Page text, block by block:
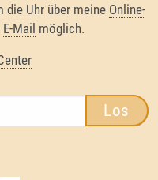
die Uhr über meine Online-
E-Mail möglich.
Los